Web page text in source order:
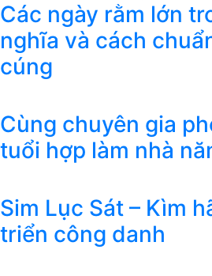
Các ngày rằm lớn
nghĩa và cách
cúng
Cùng chuyên gia
tuổi hợp làm nhà
Sim Lục Sát – Kìm
triển công danh